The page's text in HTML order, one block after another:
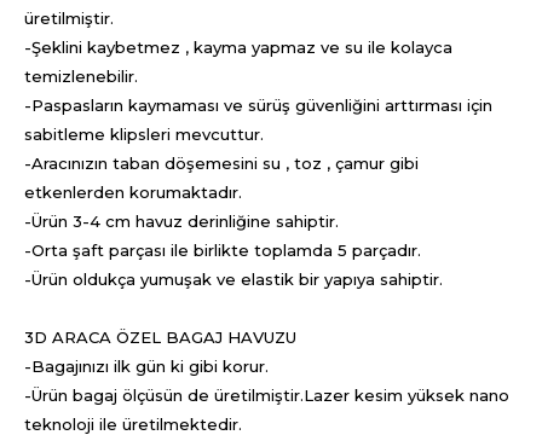
üretilmiştir.
-Şeklini kaybetmez , kayma yapmaz ve su ile kolayca
temizlenebilir.
-Paspasların kaymaması ve sürüş güvenliğini arttırması için
sabitleme klipsleri mevcuttur.
-Aracınızın taban döşemesini su , toz , çamur gibi
etkenlerden korumaktadır.
-Ürün 3-4 cm havuz derinliğine sahiptir.
-Orta şaft parçası ile birlikte toplamda 5 parçadır.
-Ürün oldukça yumuşak ve elastik bir yapıya sahiptir.
3D ARACA ÖZEL BAGAJ HAVUZU
-Bagajınızı ilk gün ki gibi korur.
-Ürün bagaj ölçüsün de üretilmiştir.Lazer kesim yüksek nano
teknoloji ile üretilmektedir.